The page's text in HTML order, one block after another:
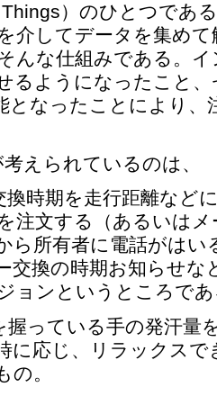
）のひとつであ
介してデータを集め
んな仕組みである。
るようになったこと
となったことにより、
えられているのは、
換時期を走行距離など
注文する（あるいは
ら所有者に電話がはい
交換の時期お知らせな
ョンというところで
握っている手の発汗量
に応じ、リラックス
の。